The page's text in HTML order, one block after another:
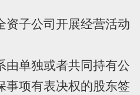
子公司开展经营活动
单独或者共同持有公
事项有表决权的股东签